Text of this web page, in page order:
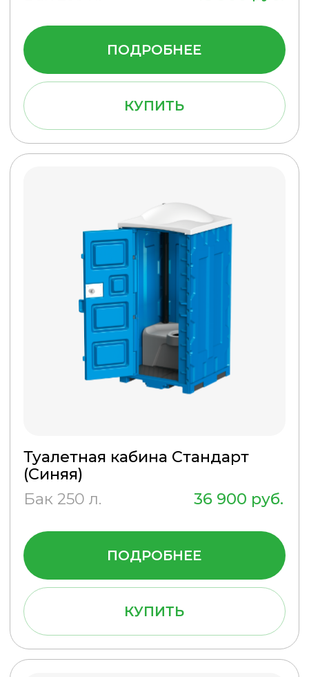
Благодаря собственному
парку техники
ДОСТАВКА
Все услуги в одном месте.
Удобно, согласитесь
КАЧЕСТВЕННЫЙ
Подробнее
Мобильные туалетные кабины
сделаны из ударопрочного
пластика, основанием служит
надёжный прочный каркас.
Внутри биотуалета достаточно
стройки обойдётся недорого,
доступна всем категориям
застройщиков. Комфортная,
износостойкая, антивандальная
кабинка биотуалета оснащена
гигиены, а именно:
накопительный бак для
отходов – 250 или 300
нескользящий пол для
безопасного нахождения
по вашему запросу поставим